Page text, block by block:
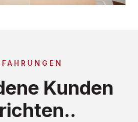
Kunden